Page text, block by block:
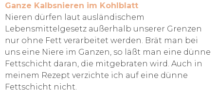
Ganze Kalbsnieren im Kohlblatt
Nieren dürfen laut ausländischem
Lebensmittelgesetz außerhalb unserer Grenzen
nur ohne Fett verarbeitet werden. Brät man bei
uns eine Niere im Ganzen, so läßt man eine dünne
Fettschicht daran, die mitgebraten wird. Auch in
meinem Rezept verzichte ich auf eine dünne
Fettschicht nicht.